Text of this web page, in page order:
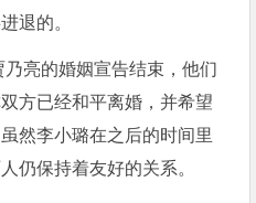
退的。
亮的婚姻宣告结束，他们
方已经和平离婚，并希望
然李小璐在之后的时间里
仍保持着友好的关系。